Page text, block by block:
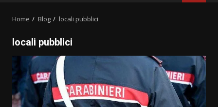
Home Blog locali pubblici
locali pubblici